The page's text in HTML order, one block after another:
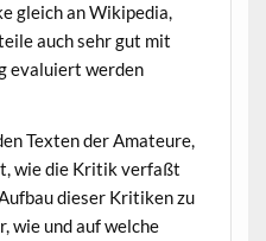
gleich an Wikipedia,
auch sehr gut mit
evaluiert werden
Texten der Amateure,
wie die Kritik verfaßt
dieser Kritiken zu
wie und auf welche